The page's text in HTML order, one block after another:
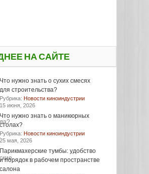
НА САЙТЕ
Что нужно знать о сухих смесях
для строительства?
Рубрика: Новости киноиндустрии
15 июня, 2026
Что нужно знать о маникюрных
столах?
Рубрика: Новости киноиндустрии
25 мая, 2026
Парикмахерские тумбы: удобство
и порядок в рабочем пространстве
салона